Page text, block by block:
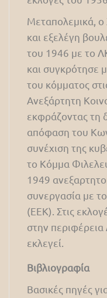
Μεταπολεμικά, ο
και εξελέγη
του 1946 με το
και συγκρότησε
του κόμματος
Ανεξάρτητη
εκφράζοντας τη
απόφαση του
συνέχιση της
το Κόμμα
1949
συνεργασία με
(ΕΕΚ). Στις
στην
εκλεγεί.
Βιβλιογραφία
Βασικές πηγές